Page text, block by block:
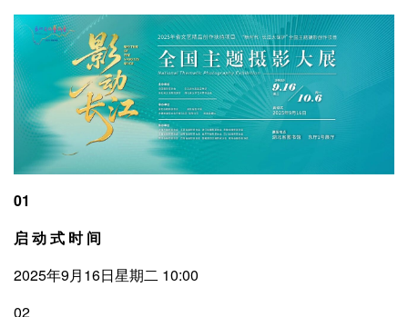
01
启 动 式 时 间
2025年9月16日星期二 10:00
02